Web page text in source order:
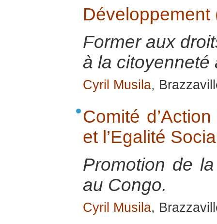
Développement
Former aux
à la citoyenneté
Cyril Musila,
Comité
et l’Egalité
Promotion de
au Congo.
Cyril Musila,